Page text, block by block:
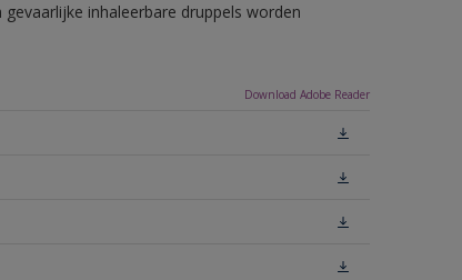
inhaleerbare druppels worden
Download Adobe Reader